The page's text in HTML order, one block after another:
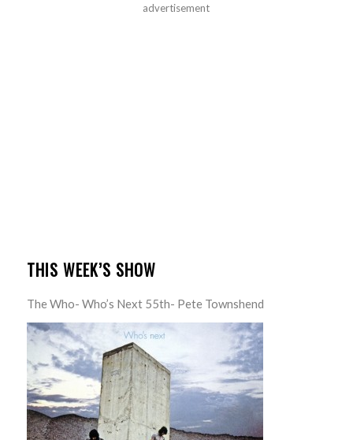
advertisement
THIS WEEK’S SHOW
The Who- Who’s Next 55th- Pete Townshend